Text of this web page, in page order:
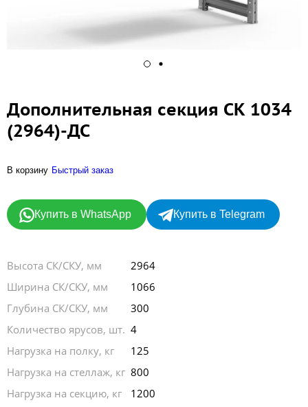
Дополнительная секция СК 1034
(2964)-ДС
В корзину Быстрый заказ
Купить в WhatsApp Купить в Telegram
Высота СК/СКУ, мм
2964
Ширина СК/СКУ, мм
1066
Глубина СК/СКУ, мм
300
Количество ярусов, шт. 4
Нагрузка на полку, кг
125
Нагрузка на стеллаж, кг 800
Нагрузка на секцию, кг
1200